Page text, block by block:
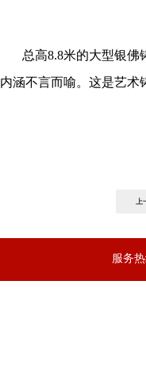
总高8.8米的大型银佛
内涵不言而喻。这是艺术
上
服务